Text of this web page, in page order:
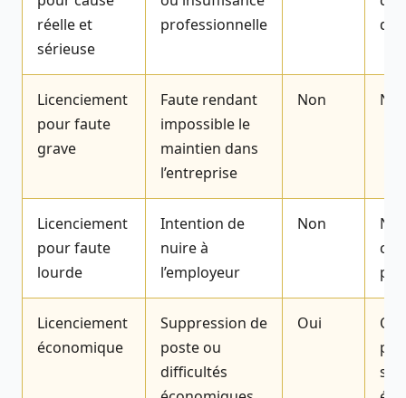
réelle et
sérieuse
professionnelle
Licenciement
pour faute
grave
Faute rendant
impossible le
maintien dans
l’entreprise
Non
Licenciement
pour faute
lourde
Intention de
nuire à
l’employeur
Non
Licenciement
économique
Suppression de
poste ou
difficultés
Oui